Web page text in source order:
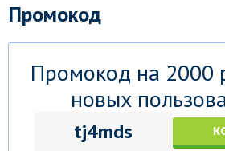
Промокод
Промокод на 2000
новых
tj4mds